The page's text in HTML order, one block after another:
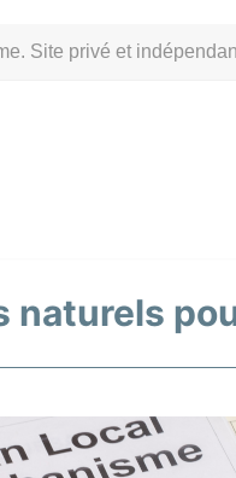
Site privé et
naturels